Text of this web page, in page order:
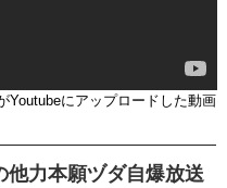
Youtubeにアップロードした動画
他力本願ヅダ自爆放送